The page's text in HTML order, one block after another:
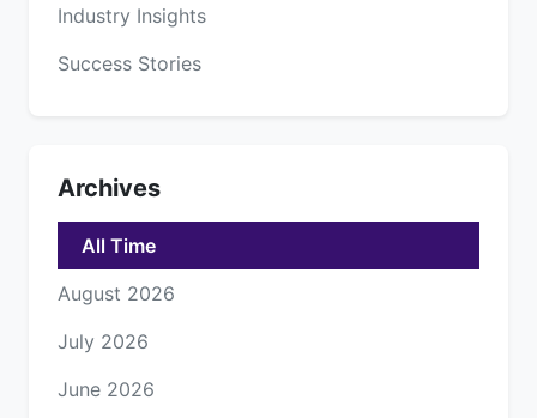
Industry Insights
Success Stories
Archives
All Time
August 2026
July 2026
June 2026